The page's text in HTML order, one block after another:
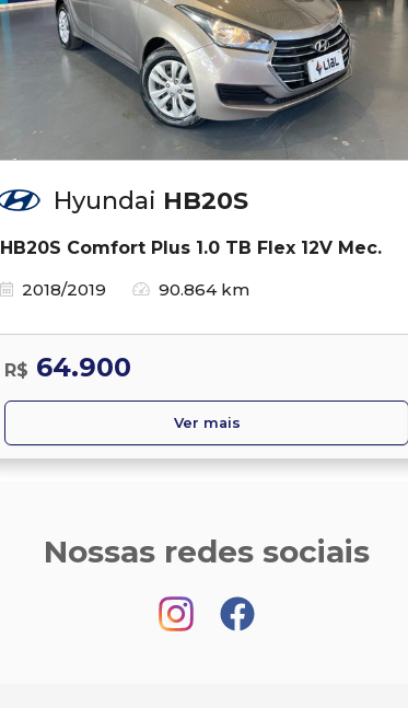
Hyundai HB20S
HB20S Comfort Plus 1.0 TB Flex 12V Mec.
2018/2019
90.864 km
R$ 64.900
Ver mais
Nossas redes sociais